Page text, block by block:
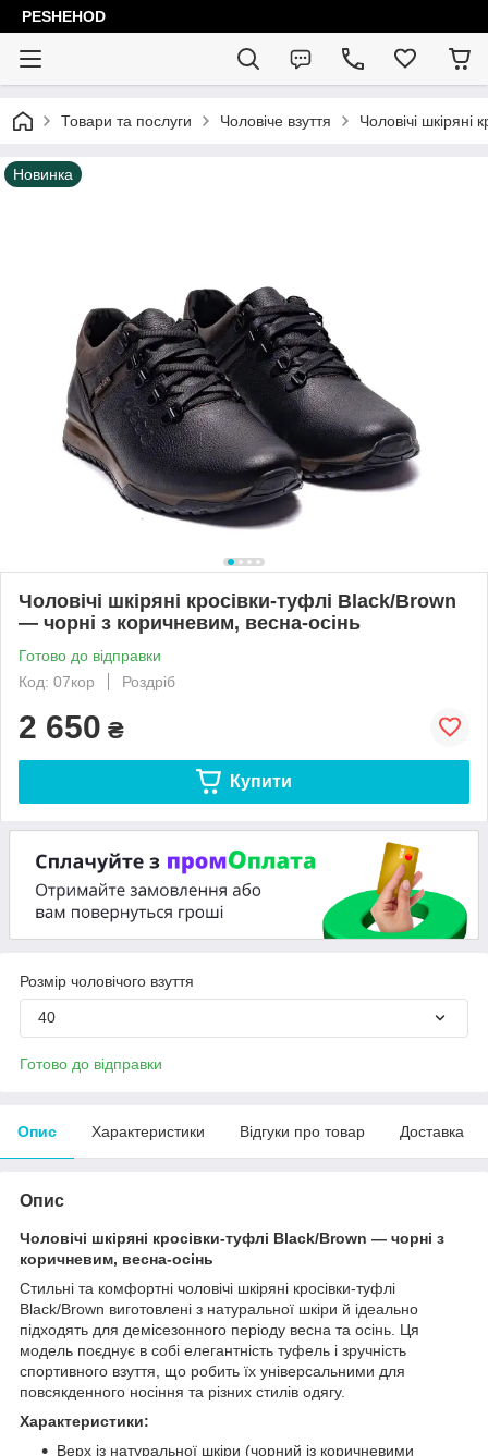
PESHEHOD
Товари та послуги Чоловіче взуття Чоловічі шкіряні
Новинка
Чоловічі шкіряні кросівки-туфлі Black/Brown
— чорні з коричневим, весна-осінь
Готово до відправки
Код: 07кор
Роздріб
2 650 ₴
Купити
Розмір чоловічого взуття
40
Готово до відправки
Опис Характеристики Відгуки про товар Доставка
Опис
Чоловічі шкіряні кросівки-туфлі Black/Brown — чорні з
коричневим, весна-осінь
Стильні та комфортні чоловічі шкіряні кросівки-туфлі
Black/Brown виготовлені з натуральної шкіри й ідеально
підходять для демісезонного періоду весна та осінь. Ця
модель поєднує в собі елегантність туфель і зручність
спортивного взуття, що робить їх універсальними для
повсякденного носіння та різних стилів одягу.
Характеристики:
Верх із натуральної шкіри (чорний із коричневими